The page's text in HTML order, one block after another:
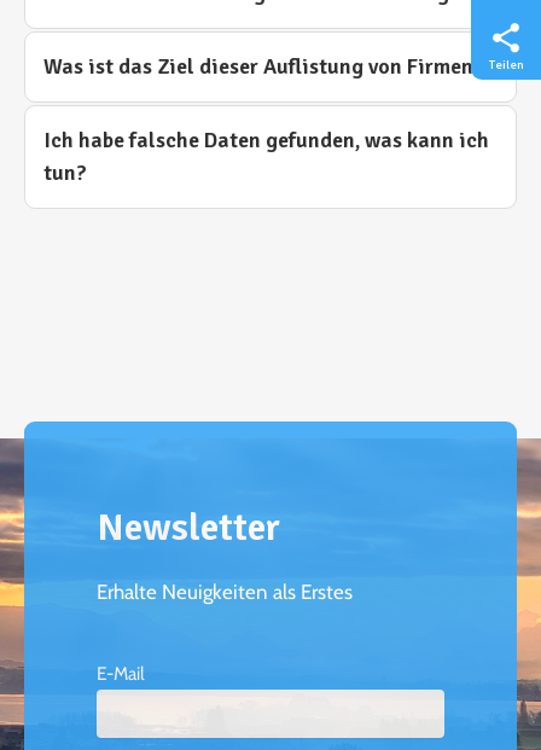
Was ist das Ziel dieser Auflistung von Firmen?
Ich habe falsche Daten gefunden, was kann ich
tun?
Newsletter
Erhalte Neuigkeiten als Erstes
E-Mail
Teilen